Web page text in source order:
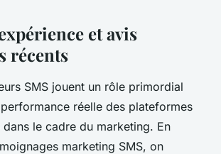
et avis
récents
SMS jouent un rôle primordial
réelle des plateformes
dans le cadre du marketing. En
marketing SMS, on